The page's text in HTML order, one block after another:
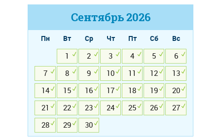
Сентябрь2026
Пн Вт Ср Чт Пт Сб
Вс
1
2 3 4 5
6
7
8 9 10 11 12
13
14
15 16 17 18 19
20
21
22 23 24 25 26
27
28
29 30